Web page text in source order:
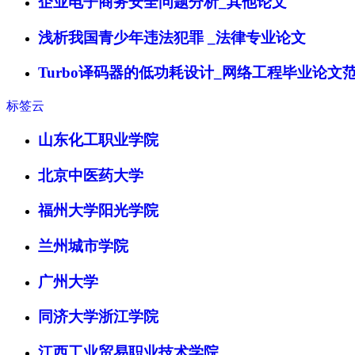
浅析我国青少年违法犯罪 _法律专业论文
Turbo译码器的低功耗设计_网络工程毕业论文
标签云
山东化工职业学院
北京中医药大学
福州大学阳光学院
兰州城市学院
广州大学
同济大学浙江学院